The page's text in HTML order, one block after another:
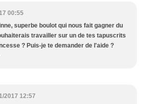
00:55
superbe boulot qui nous fait gagner du
travailler sur un de tes tapuscrits
? Puis-je te demander de l'aide ?
2017 12:57